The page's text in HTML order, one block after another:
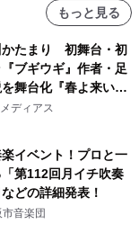
もっと見る
かたまり 初舞台・初
ブギウギ』作者・足
舞台化『春よ来い、
ビジュアル解禁！
ディアス
イベント！プロと一
第112回月イチ吹奏
どの詳細発表！
音楽団